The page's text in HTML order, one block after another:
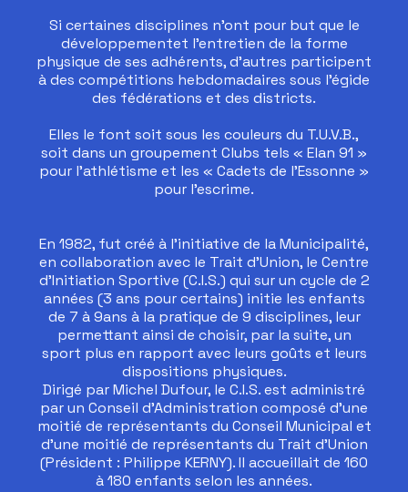
Si certaines disciplines n’ont pour but que le
développementet l’entretien de la forme
physique de ses adhérents, d’autres participent
à des compétitions hebdomadaires sous l’égide
des fédérations et des districts.
Elles le font soit sous les couleurs du T.U.V.B.,
soit dans un groupement Clubs tels « Elan 91 »
pour l’athlétisme et les « Cadets de l’Essonne »
pour l’escrime.
En 1982, fut créé à l’initiative de la Municipalité,
en collaboration avec le Trait d’Union, le Centre
d’Initiation Sportive (C.I.S.) qui sur un cycle de 2
années (3 ans pour certains) initie les enfants
de 7 à 9ans à la pratique de 9 disciplines, leur
permettant ainsi de choisir, par la suite, un
sport plus en rapport avec leurs goûts et leurs
dispositions physiques.
Dirigé par Michel Dufour, le C.I.S. est administré
par un Conseil d’Administration composé d’une
moitié de représentants du Conseil Municipal et
d’une moitié de représentants du Trait d’Union
(Président : Philippe KERNY). Il accueillait de 160
à 180 enfants selon les années.